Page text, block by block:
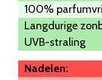
100%
Langdurige
UVB-straling
Nadelen: